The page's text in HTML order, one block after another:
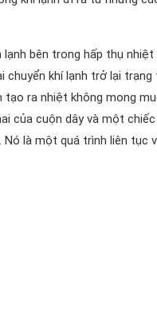
bên trong hấp thụ nhiệt
khí lạnh trở lại trạng
ra nhiệt không mong
của cuộn dây và một
là một quá trình liên tục